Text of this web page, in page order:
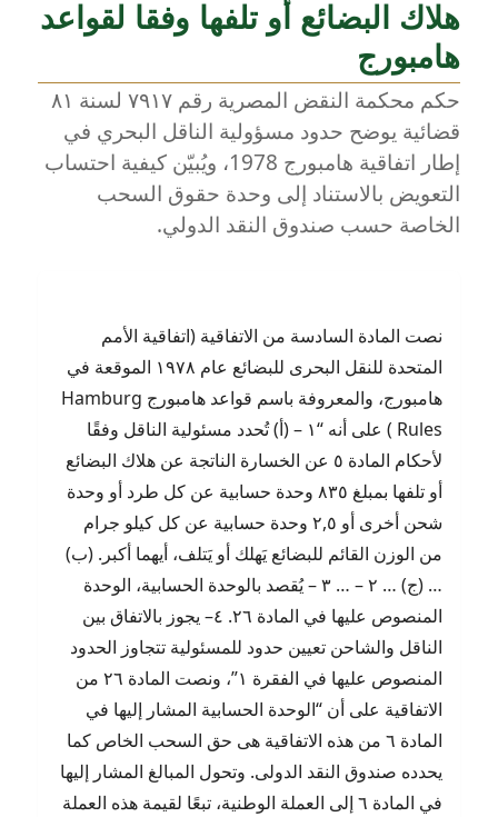
هلاك البضائع أو تلفها وفقا لقواعد
هامبورج
حكم محكمة النقض المصرية رقم ٧٩١٧ لسنة ٨١
قضائية يوضح حدود مسؤولية الناقل البحري في
إطار اتفاقية هامبورج 1978، ويُبيّن كيفية احتساب
التعويض بالاستناد إلى وحدة حقوق السحب
الخاصة حسب صندوق النقد الدولي.
نصت المادة السادسة من الاتفاقية (اتفاقية الأمم
المتحدة للنقل البحرى للبضائع عام ١٩٧٨ الموقعة في
هامبورج، والمعروفة باسم قواعد هامبورج Hamburg
Rules ) على أنه “١ – (أ) تُحدد مسئولية الناقل وفقًا
لأحكام المادة ٥ عن الخسارة الناتجة عن هلاك البضائع
أو تلفها بمبلغ ٨٣٥ وحدة حسابية عن كل طرد أو وحدة
شحن أخرى أو ٢,٥ وحدة حسابية عن كل كيلو جرام
من الوزن القائم للبضائع يَهلك أو يَتلف، أيهما أكبر. (ب)
… (ج) … ٢ – … ٣ – يُقصد بالوحدة الحسابية، الوحدة
المنصوص عليها في المادة ٢٦. ٤– يجوز بالاتفاق بين
الناقل والشاحن تعيين حدود للمسئولية تتجاوز الحدود
المنصوص عليها في الفقرة ١”، ونصت المادة ٢٦ من
الاتفاقية على أن “الوحدة الحسابية المشار إليها في
المادة ٦ من هذه الاتفاقية هى حق السحب الخاص كما
يحدده صندوق النقد الدولى. وتحول المبالغ المشار إليها
في المادة ٦ إلى العملة الوطنية، تبعًا لقيمة هذه العملة